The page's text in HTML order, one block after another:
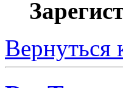
Вернуться